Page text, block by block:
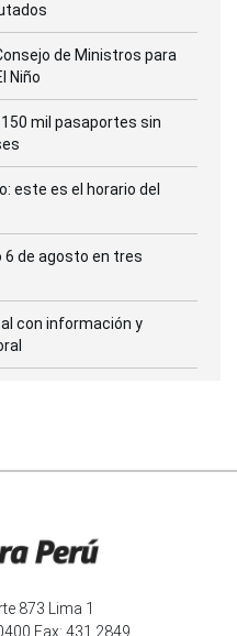
de Ministros para
Niño
mil pasaportes sin
este es el horario del
6 de agosto en tres
con información y
873 Lima 1
Fax: 431 2849